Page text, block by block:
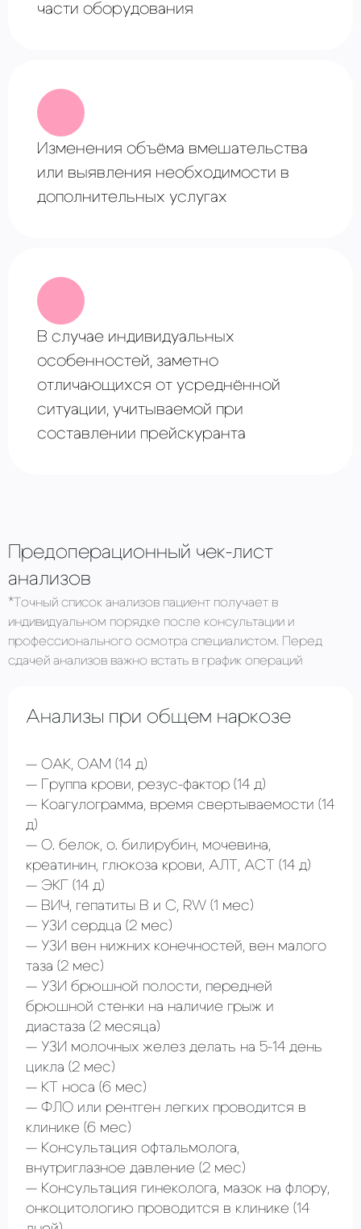
части оборудования
Изменения объёма вмешательства
или выявления необходимости в
дополнительных услугах
В случае ⁠индивидуальных
особенностей, заметно
отличающихся от усреднённой
ситуации, учитываемой при
составлении прейскуранта
Предоперационный чек-лист
анализов
*Точный список анализов пациент получает в
индивидуальном порядке после консультации и
профессионального осмотра специалистом. Перед
сдачей анализов важно встать в график операций
Анализы при общем наркозе
ОАК, ОАМ (14 д)
Группа крови, резус-фактор (14 д)
Коагулограмма, время свертываемости (14
д)
О. белок, о. билирубин, мочевина,
креатинин, глюкоза крови, АЛТ, АСТ (14 д)
ЭКГ (14 д)
ВИЧ, гепатиты В и С, RW (1 мес)
УЗИ сердца (2 мес)
УЗИ вен нижних конечностей, вен малого
таза (2 мес)
УЗИ брюшной полости, передней
брюшной стенки на наличие грыж и
диастаза (2 месяца)
УЗИ молочных желез делать на 5-14 день
цикла (2 мес)
КТ носа (6 мес)
ФЛО или рентген легких проводится в
клинике (6 мес)
Консультация офтальмолога,
внутриглазное давление (2 мес)
Консультация гинеколога, мазок на флору,
онкоцитологию проводится в клинике (14